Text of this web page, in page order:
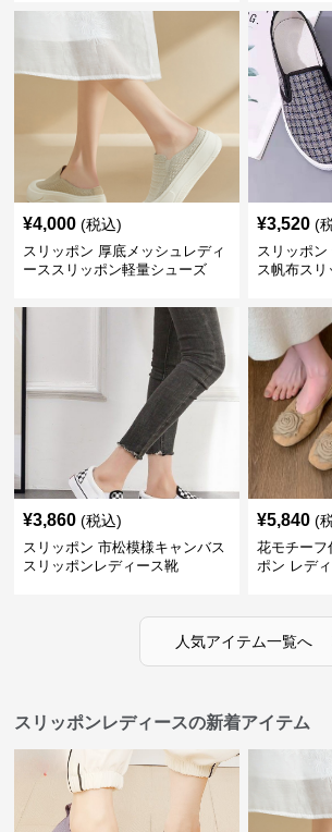
¥4,000 (税込)
スリッポン 厚底メッシュレディ
ーススリッポン軽量シューズ
¥3,520 (
スリッポ
ス帆布スリ
¥3,860 (税込)
スリッポン 市松模様キャンバス
スリッポンレディース靴
¥5,840 (
花モチーフ
ポン レデ
人気アイテム一覧へ
スリッポンレディースの新着アイテム